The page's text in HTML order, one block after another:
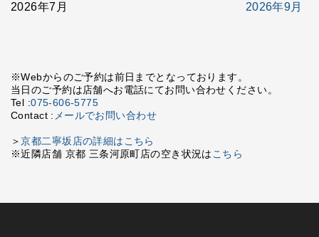
2026年7月 2026年9月
※Webからのご予約は前日までとなっております。
当日のご予約は店舗へお電話にてお問い合わせください。
Tel :075-606-5775
Contact : メールでお問い合わせ
＞京都二寧坂店の詳細はこちら
※近隣店舗 京都 三条河原町店の空き状況は こちら